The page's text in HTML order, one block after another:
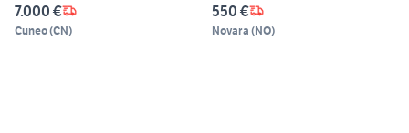
7.000 €
Cuneo(CN)
550 €
Novara (NO)